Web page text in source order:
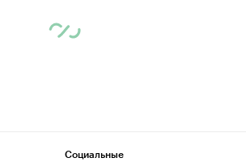
Социальные